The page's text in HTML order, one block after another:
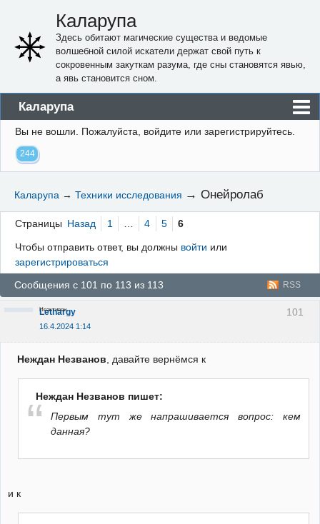
Каларупа
Здесь обитают магические существа и ведомые
волшебной силой искатели держат свой путь к
сокровенным закуткам разума, где сны становятся явью,
а явь становится сном.
Каларупа
Блог
Форум
Правила
Вход
Вы не вошли. Пожалуйста, войдите или зарегистрируйтесь.
244
Каларупа →Техники исследования →Онейролаб
Страницы Назад 1 … 4 5 6
Чтобы отправить ответ, вы должны войти или
зарегистрироваться
RSS
Сообщения с 101 по 113 из 113
101
Lethargy
16.4.2024 1:14
Неактивен
Неждан Незванов , давайте вернёмся к
Неждан Незванов пишет:
Первым тут же напрашивается вопрос: кем
данная?
и к